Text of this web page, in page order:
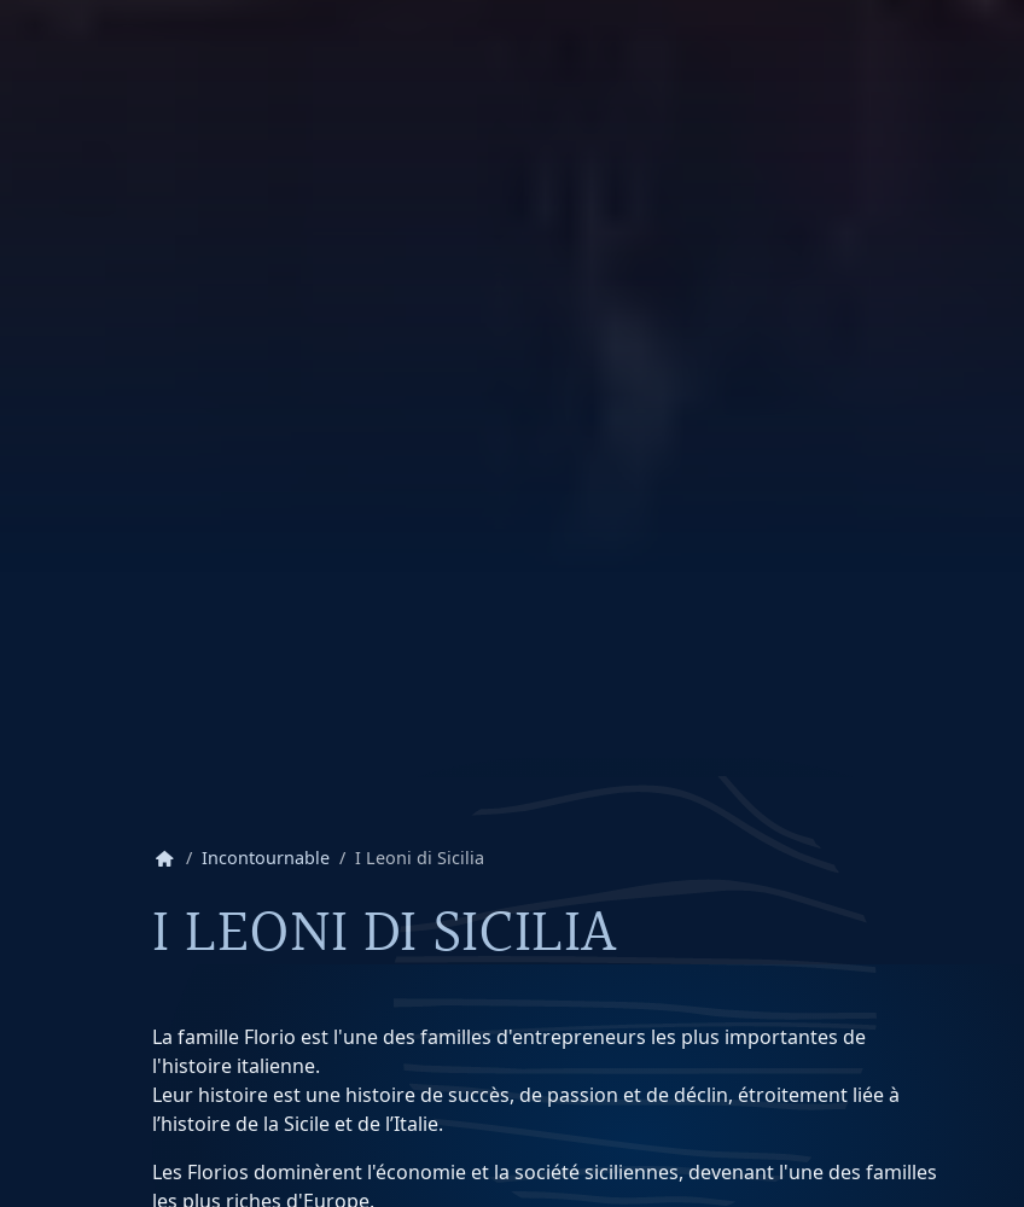
homeIncontournable I Leoni di Sicilia
I LEONI DI SICILIA
La famille Florio est l'une des familles d'entrepreneurs les plus importantes de
l'histoire italienne.
Leur histoire est une histoire de succès, de passion et de déclin, étroitement liée à
l’histoire de la Sicile et de l’Italie.
Les Florios dominèrent l'économie et la société siciliennes, devenant l'une des familles
les plus riches d'Europe.